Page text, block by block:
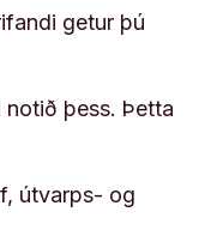
getur þú
þess. Þetta
útvarps- og